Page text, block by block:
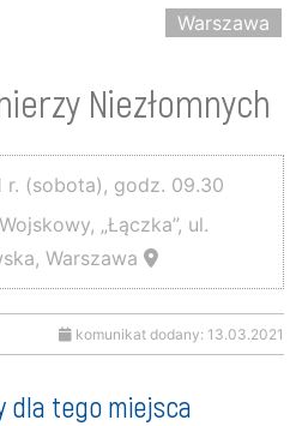
Warszawa
Niezłomnych
r. (sobota), godz. 09.30
„Łączka”, ul.
Warszawa
komunikat dodany: 13.03.2021
dla tego miejsca